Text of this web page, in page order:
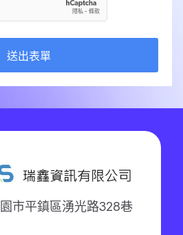
送出表單
市平鎮區湧光路328巷